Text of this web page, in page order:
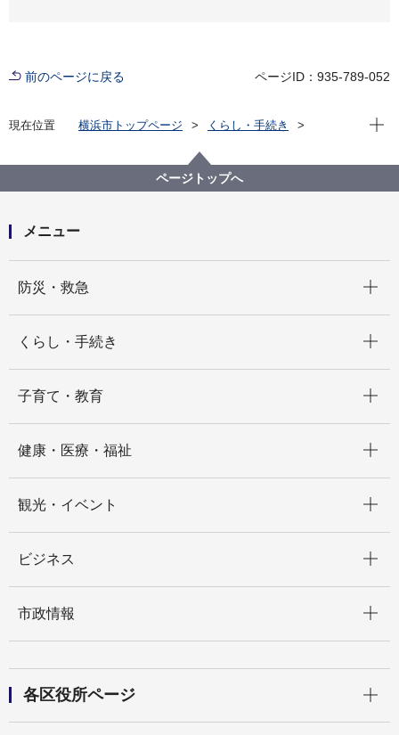
前のページに戻る ページID：935-789-052
現在位置 横浜市トップページ
くらし・手続き
戸塚図書館のイベント
戸塚図書館の展示
現在
ページトップへ
メニュー
防災・救急
くらし・手続き
子育て・教育
健康・医療・福祉
観光・イベント
ビジネス
市政情報
各区役所ページ